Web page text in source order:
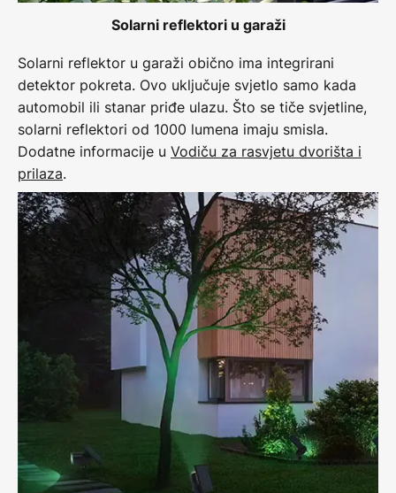
Solarni reflektori u garaži
Solarni reflektor u garaži obično ima integrirani
detektor pokreta. Ovo uključuje svjetlo samo kada
automobil ili stanar priđe ulazu. Što se tiče svjetline,
solarni reflektori od 1000 lumena imaju smisla.
Dodatne informacije u Vodiču za rasvjetu dvorišta i
prilaza.